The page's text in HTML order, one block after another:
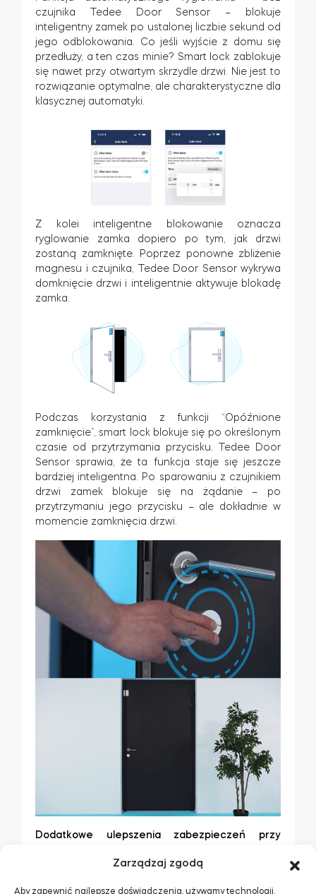
Zarządzaj zgodą
Aby zapewnić najlepsze doświadczenia, używamy technologii,
czujnika Tedee Door Sensor – blokuje
inteligentny zamek po ustalonej liczbie sekund od
jego odblokowania. Co jeśli wyjście z domu się
przedłuży, a ten czas minie? Smart lock zablokuje
się nawet przy otwartym skrzydle drzwi. Nie jest to
rozwiązanie optymalne, ale charakterystyczne dla
klasycznej automatyki.
Z kolei inteligentne blokowanie oznacza
ryglowanie zamka dopiero po tym, jak drzwi
zostaną zamknięte. Poprzez ponowne zbliżenie
magnesu i czujnika, Tedee Door Sensor wykrywa
domknięcie drzwi i inteligentnie aktywuje blokadę
zamka.
Podczas korzystania z funkcji “Opóźnione
zamknięcie”, smart lock blokuje się po określonym
czasie od przytrzymania przycisku. Tedee Door
Sensor sprawia, że ta funkcja staje się jeszcze
bardziej inteligentna. Po sparowaniu z czujnikiem
drzwi zamek blokuje się na żądanie – po
przytrzymaniu jego przycisku – ale dokładnie w
momencie zamknięcia drzwi.
Dodatkowe ulepszenia zabezpieczeń przy